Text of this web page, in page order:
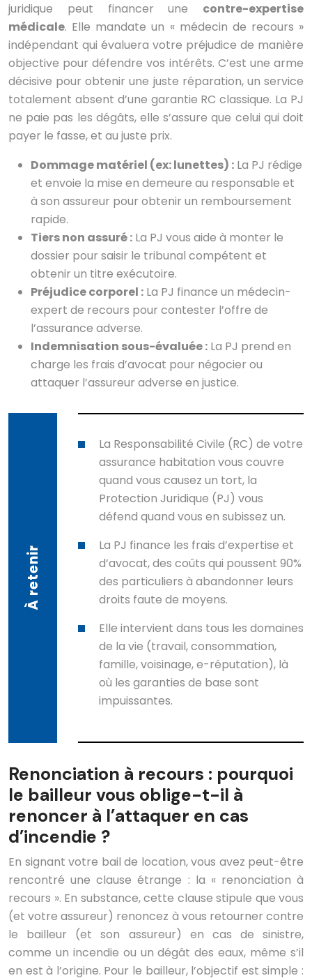
juridique peut financer une contre-expertise
médicale. Elle mandate un « médecin de recours »
indépendant qui évaluera votre préjudice de manière
objective pour défendre vos intérêts. C’est une arme
décisive pour obtenir une juste réparation, un service
totalement absent d’une garantie RC classique. La PJ
ne paie pas les dégâts, elle s’assure que celui qui doit
payer le fasse, et au juste prix.
Dommage matériel (ex: lunettes) : La PJ rédige
et envoie la mise en demeure au responsable et
à son assureur pour obtenir un remboursement
rapide.
Tiers non assuré : La PJ vous aide à monter le
dossier pour saisir le tribunal compétent et
obtenir un titre exécutoire.
Préjudice corporel : La PJ finance un médecin-
expert de recours pour contester l’offre de
l’assurance adverse.
Indemnisation sous-évaluée : La PJ prend en
charge les frais d’avocat pour négocier ou
attaquer l’assureur adverse en justice.
À retenir
La Responsabilité Civile (RC) de votre
assurance habitation vous couvre
quand vous causez un tort, la
Protection Juridique (PJ) vous
défend quand vous en subissez un.
La PJ finance les frais d’expertise et
d’avocat, des coûts qui poussent 90%
des particuliers à abandonner leurs
droits faute de moyens.
Elle intervient dans tous les domaines
de la vie (travail, consommation,
famille, voisinage, e-réputation), là
où les garanties de base sont
impuissantes.
Renonciation à recours : pourquoi
le bailleur vous oblige-t-il à
renoncer à l’attaquer en cas
d’incendie ?
En signant votre bail de location, vous avez peut-être
rencontré une clause étrange : la « renonciation à
recours ». En substance, cette clause stipule que vous
(et votre assureur) renoncez à vous retourner contre
le bailleur (et son assureur) en cas de sinistre,
comme un incendie ou un dégât des eaux, même s’il
en est à l’origine. Pour le bailleur, l’objectif est simple :